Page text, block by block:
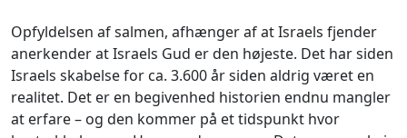
Opfyldelsen af salmen, afhænger af at Israels fjender
anerkender at Israels Gud er den højeste. Det har siden
Israels skabelse for ca. 3.600 år siden aldrig været en
realitet. Det er en begivenhed historien endnu mangler
at erfare – og den kommer på et tidspunkt hvor